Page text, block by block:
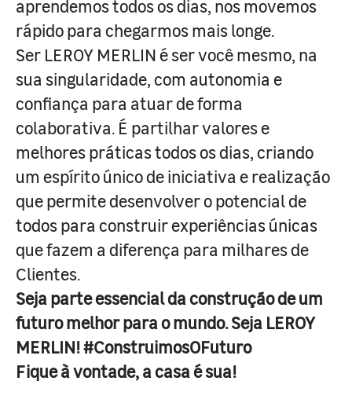
aprendemos todos os dias, nos movemos
rápido para chegarmos mais longe.
Ser LEROY MERLIN é ser você mesmo, na
sua singularidade, com autonomia e
confiança para atuar de forma
colaborativa. É partilhar valores e
melhores práticas todos os dias, criando
um espírito único de iniciativa e realização
que permite desenvolver o potencial de
todos para construir experiências únicas
que fazem a diferença para milhares de
Clientes.
Seja parte essencial da construção de um
futuro melhor para o mundo. Seja LEROY
MERLIN! #ConstruimosOFuturo
Fique à vontade, a casa é sua!